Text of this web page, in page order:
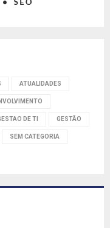
ATUALIDADES
DE TI GESTÃO
SEM CATEGORIA